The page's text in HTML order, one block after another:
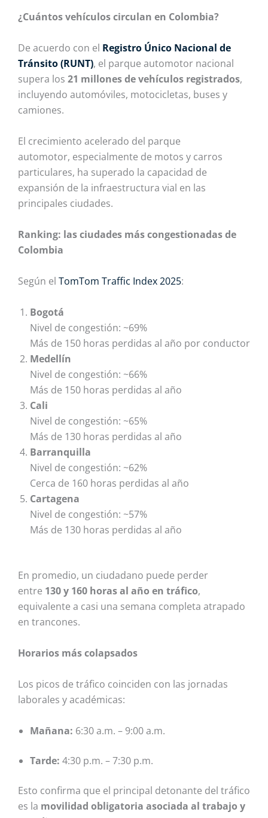
¿Cuántos vehículos circulan en Colombia?
De acuerdo con el Registro Único Nacional de
Tránsito (RUNT), el parque automotor nacional
supera los 21 millones de vehículos registrados,
incluyendo automóviles, motocicletas, buses y
camiones.
El crecimiento acelerado del parque
automotor, especialmente de motos y carros
particulares, ha superado la capacidad de
expansión de la infraestructura vial en las
principales ciudades.
Ranking: las ciudades más congestionadas de
Colombia
Según el TomTom Traffic Index 2025:
Bogotá
Nivel de congestión: ~69%
Más de 150 horas perdidas al año por conductor
Medellín
Nivel de congestión: ~66%
Más de 150 horas perdidas al año
Cali
Nivel de congestión: ~65%
Más de 130 horas perdidas al año
Barranquilla
Nivel de congestión: ~62%
Cerca de 160 horas perdidas al año
Cartagena
Nivel de congestión: ~57%
Más de 130 horas perdidas al año
En promedio, un ciudadano puede perder
entre 130 y 160 horas al año en tráfico,
equivalente a casi una semana completa atrapado
en trancones.
Horarios más colapsados
Los picos de tráfico coinciden con las jornadas
laborales y académicas:
Mañana: 6:30 a.m. – 9:00 a.m.
Tarde: 4:30 p.m. – 7:30 p.m.
Esto confirma que el principal detonante del tráfico
es la movilidad obligatoria asociada al trabajo y